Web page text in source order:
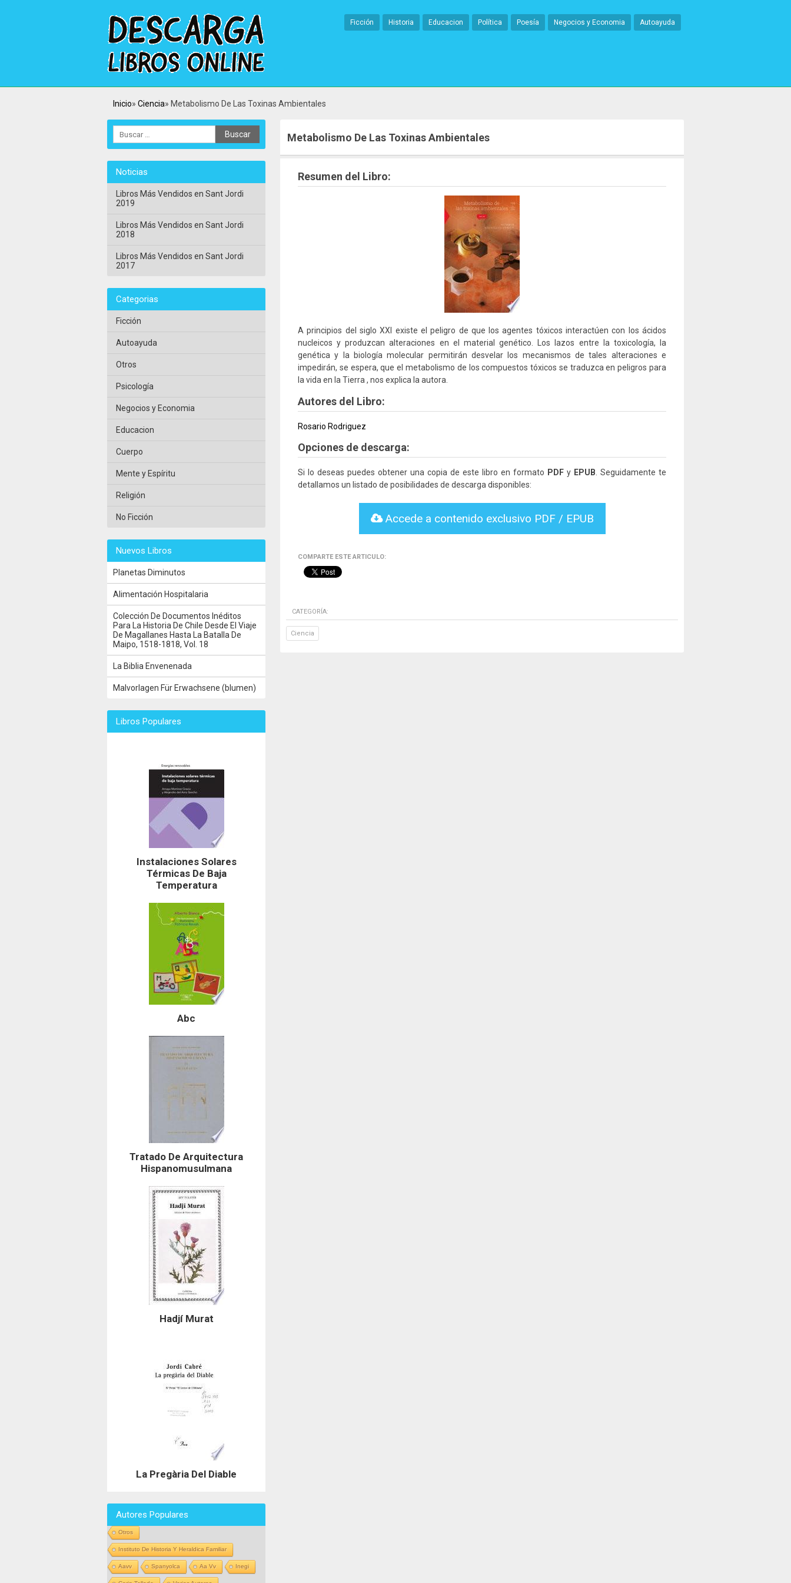
Ficción Historia Educacion Política Poesía Negocios y Economia Autoayuda
Inicio Ciencia Metabolismo De Las Toxinas Ambientales
Metabolismo De Las Toxinas Ambientales
Resumen del Libro:
A principios del siglo XXI existe el peligro de que los agentes tóxicos interactúen con los ácidos
nucleicos y produzcan alteraciones en el material genético. Los lazos entre la toxicología, la
genética y la biología molecular permitirán desvelar los mecanismos de tales alteraciones e
impedirán, se espera, que el metabolismo de los compuestos tóxicos se traduzca en peligros para
la vida en la Tierra , nos explica la autora.
Autores del Libro:
Rosario Rodriguez
Opciones de descarga:
Si lo deseas puedes obtener una copia de este libro en formato PDF y EPUB . Seguidamente te
detallamos un listado de posibilidades de descarga disponibles:
Accede a contenido exclusivo PDF / EPUB
COMPARTE ESTE ARTICULO:
CATEGORÍA:
Ciencia
Noticias
Libros Más Vendidos en Sant Jordi
2019
Libros Más Vendidos en Sant Jordi
2018
Libros Más Vendidos en Sant Jordi
2017
Categorias
Ficción
Autoayuda
Otros
Psicología
Negocios y Economia
Educacion
Cuerpo
Mente y Espíritu
Religión
No Ficción
Nuevos Libros
Planetas Diminutos
Alimentación Hospitalaria
Colección De Documentos Inéditos
Para La Historia De Chile Desde El Viaje
De Magallanes Hasta La Batalla De
Maipo, 1518-1818, Vol. 18
La Biblia Envenenada
Malvorlagen Für Erwachsene (blumen)
Libros Populares
Instalaciones Solares
Térmicas De Baja
Temperatura
Abc
Tratado De Arquitectura
Hispanomusulmana
Hadjí Murat
La Pregària Del Diable
Autores Populares
Otros
Instituto De Historia Y Heraldica Familiar
Aavv Spanyolca Aa Vv Inegi